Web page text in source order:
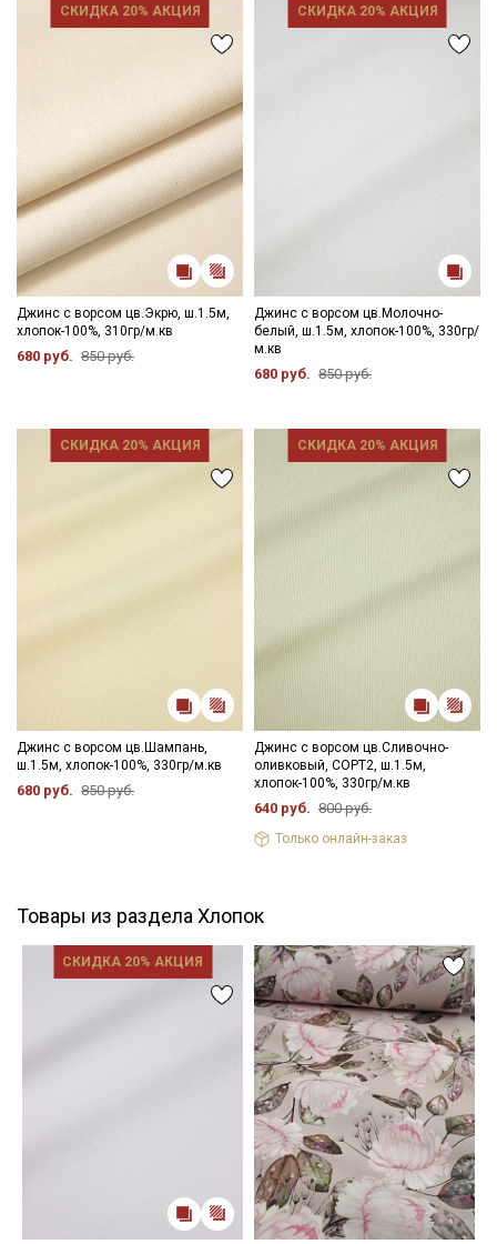
СКИДКА 20% АКЦИЯ
Джинс с ворсом цв.Экрю, ш.1.5м,
хлопок-100%, 310гр/м.кв
680 руб. 850 руб.
СКИДКА 20% АКЦИЯ
Джинс с ворсом цв.Молочно-
белый, ш.1.5м, хлопок-100%, 330гр/
м.кв
680 руб. 850 руб.
СКИДКА 20% АКЦИЯ
Джинс с ворсом цв.Шампань,
ш.1.5м, хлопок-100%, 330гр/м.кв
680 руб. 850 руб.
СКИДКА 20% АКЦИЯ
Джинс с ворсом цв.Сливочно-
оливковый, СОРТ2, ш.1.5м,
хлопок-100%, 330гр/м.кв
640 руб. 800 руб.
Только онлайн-заказ
Товары из раздела Хлопок
СКИДКА 20% АКЦИЯ